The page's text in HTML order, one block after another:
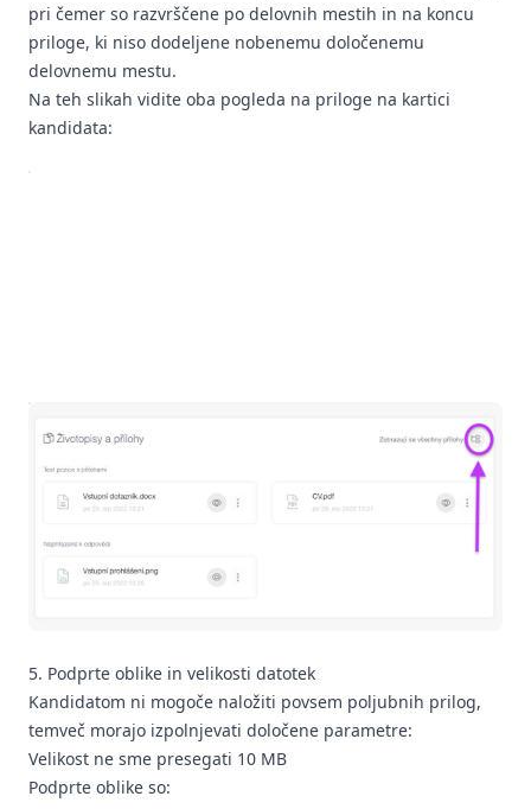
pri čemer so razvrščene po delovnih mestih in na koncu
priloge, ki niso dodeljene nobenemu določenemu
delovnemu mestu.
Na teh slikah vidite oba pogleda na priloge na kartici
kandidata:
5. Podprte oblike in velikosti datotek
Kandidatom ni mogoče naložiti povsem poljubnih prilog,
temveč morajo izpolnjevati določene parametre:
Velikost ne sme presegati 10 MB
Podprte oblike so: